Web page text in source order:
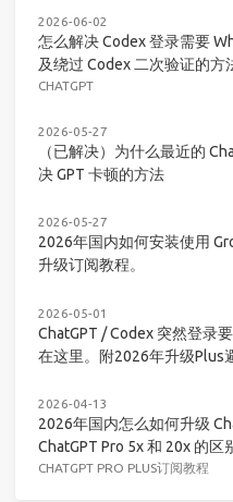
2026-06-02
怎么解决 Codex 登录需要
及绕过 Codex 二次验证的方
CHATGPT
2026-05-27
（已解决）为什么最近的
决 GPT 卡顿的方法
2026-05-27
2026年国内如何安装使用
升级订阅教程。
2026-05-01
ChatGPT / Codex 突然登录
在这里。附2026年升级Plus
2026-04-13
2026年国内怎么如何升级
ChatGPT Pro 5x 和 20x 的区
CHATGPT PRO PLUS订阅教程